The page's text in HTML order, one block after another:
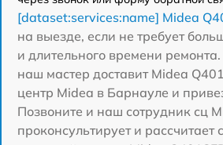
[dataset:services:name] Midea
на выезде, если не требует
и длительного времени
наш мастер доставит Midea
центр Midea в Барнауле и
Позвоните и наш сотрудник сц
проконсультирует и рассчитает